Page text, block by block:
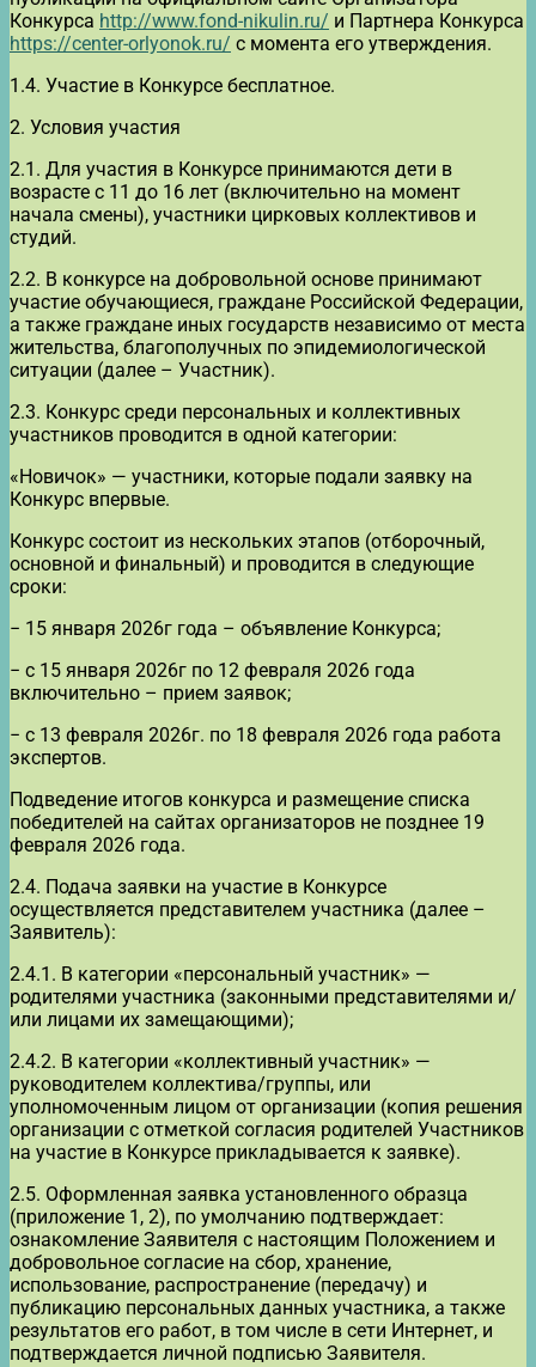
Конкурса http://www.fond-nikulin.ru/ и Партнера Конкурса
https://center-orlyonok.ru/ с момента его утверждения.
1.4. Участие в Конкурсе бесплатное.
2. Условия участия
2.1. Для участия в Конкурсе принимаются дети в
возрасте с 11 до 16 лет (включительно на момент
начала смены), участники цирковых коллективов и
студий.
2.2. В конкурсе на добровольной основе принимают
участие обучающиеся, граждане Российской Федерации,
а также граждане иных государств независимо от места
жительства, благополучных по эпидемиологической
ситуации (далее – Участник).
2.3. Конкурс среди персональных и коллективных
участников проводится в одной категории:
«Новичок» — участники, которые подали заявку на
Конкурс впервые.
Конкурс состоит из нескольких этапов (отборочный,
основной и финальный) и проводится в следующие
сроки:
− 15 января 2026г года – объявление Конкурса;
− с 15 января 2026г по 12 февраля 2026 года
включительно – прием заявок;
− с 13 февраля 2026г. по 18 февраля 2026 года работа
экспертов.
Подведение итогов конкурса и размещение списка
победителей на сайтах организаторов не позднее 19
февраля 2026 года.
2.4. Подача заявки на участие в Конкурсе
осуществляется представителем участника (далее –
Заявитель):
2.4.1. В категории «персональный участник» —
родителями участника (законными представителями и/
или лицами их замещающими);
2.4.2. В категории «коллективный участник» —
руководителем коллектива/группы, или
уполномоченным лицом от организации (копия решения
организации с отметкой согласия родителей Участников
на участие в Конкурсе прикладывается к заявке).
2.5. Оформленная заявка установленного образца
(приложение 1, 2), по умолчанию подтверждает:
ознакомление Заявителя с настоящим Положением и
добровольное согласие на сбор, хранение,
использование, распространение (передачу) и
публикацию персональных данных участника, а также
результатов его работ, в том числе в сети Интернет, и
подтверждается личной подписью Заявителя.